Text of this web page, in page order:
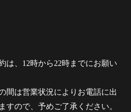
は、12時から22時までにお願い
間は営業状況によりお電話に出
すので、予めご了承ください。